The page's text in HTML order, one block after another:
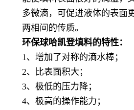
多微滳，可促进液体的表面
两相间的传质。
环保球哈凯登填料的特性：
1、增加了对称的滳水棒；
2、比表面积大；
3、极低的压力降；
4、极高的操作能力；